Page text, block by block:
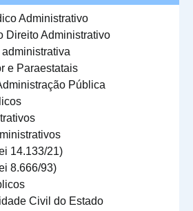
Administrativo
Direito Administrativo
e Paraestatais
Pública
14.133/21)
8.666/93)
Civil do Estado